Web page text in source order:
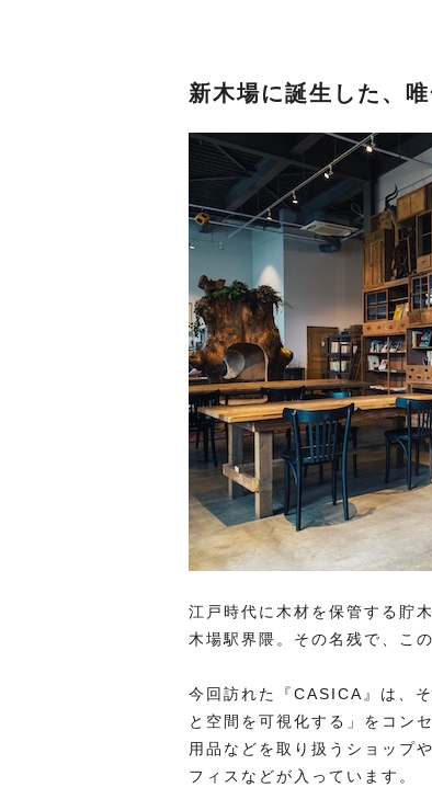
新木場に誕生した、
江戸時代に木材を保管する貯
木場駅界隈。その名残で、こ
今回訪れた『CASICA』は、
と空間を可視化する」をコン
用品などを取り扱うショップ
フィスなどが入っています。